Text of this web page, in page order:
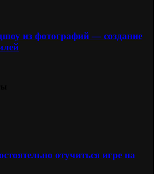
из фотографий — создание
отучиться игре на